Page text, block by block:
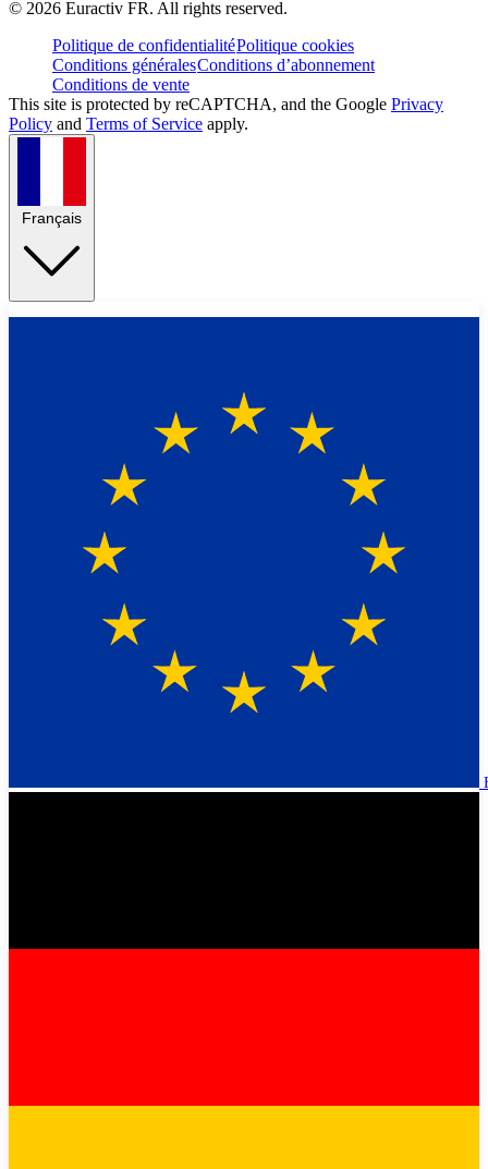
© 2026 Euractiv FR. All rights reserved.
Politique de confidentialitéPolitique cookies
Conditions généralesConditions d’abonnement
Conditions de vente
This site is protected by reCAPTCHA, and the Google Privacy
Policy and Terms of Service apply.
Français